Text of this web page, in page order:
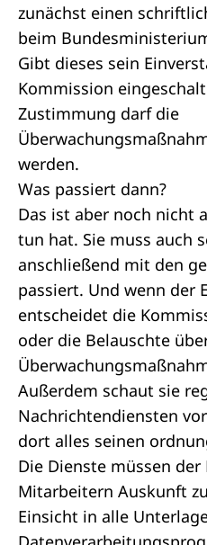
zunächst einen
beim
Gibt dieses sein
Kommission
Zustimmung darf die
werden.
Was passiert dann?
Das ist aber noch nicht
tun hat. Sie muss auch
anschließend mit den
passiert. Und wenn der
entscheidet die
oder die Belauschte
Außerdem schaut sie
Nachrichtendiensten
dort alles seinen
Die Dienste müssen
Mitarbeitern Auskunft
Einsicht in alle